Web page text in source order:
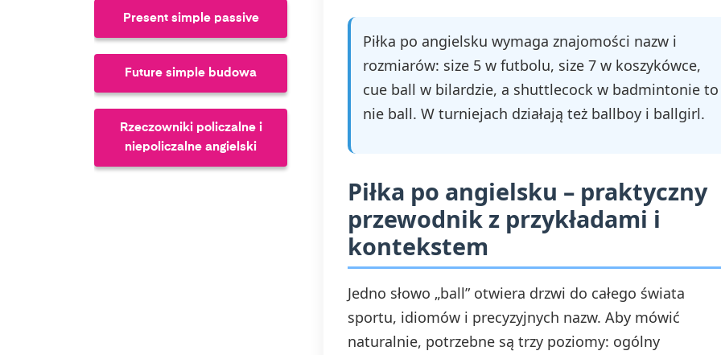
Present simple passive
Future simple budowa
Rzeczowniki policzalne i
niepoliczalne angielski
Piłka po angielsku wymaga znajomości nazw i
rozmiarów: size 5 w futbolu, size 7 w koszykówce,
cue ball w bilardzie, a shuttlecock w badmintonie to
nie ball. W turniejach działają też ballboy i ballgirl.
Piłka po angielsku – praktyczny
przewodnik z przykładami i
kontekstem
Jedno słowo „ball” otwiera drzwi do całego świata
sportu, idiomów i precyzyjnych nazw. Aby mówić
naturalnie, potrzebne są trzy poziomy: ogólny